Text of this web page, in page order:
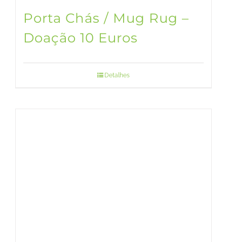
Porta Chás / Mug Rug –
Doação 10 Euros
Detalhes